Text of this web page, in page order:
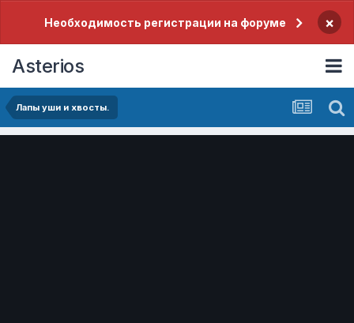
Необходимость регистрации на форуме ×
Asterios
Лапы уши и хвосты.